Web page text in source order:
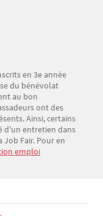
en 3e année
du bénévolat
au bon
ont des
Ainsi, certains
d'un entretien dans
Job Fair. Pour en
emploi